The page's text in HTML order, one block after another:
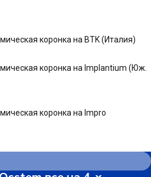
коронка на BTK (Италия)
коронка на Implantium (Юж.
коронка на Impro